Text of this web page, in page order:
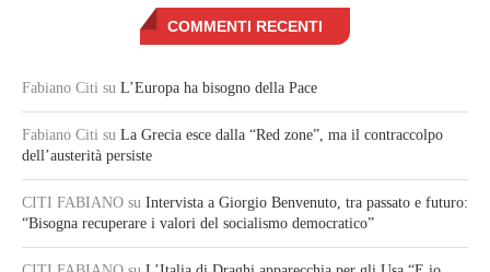
COMMENTI RECENTI
Fabiano Citi su L’Europa ha bisogno della Pace
Fabiano Citi su La Grecia esce dalla “Red zone”, ma il contraccolpo
dell’austerità persiste
CITI FABIANO su Intervista a Giorgio Benvenuto, tra passato e futuro:
“Bisogna recuperare i valori del socialismo democratico”